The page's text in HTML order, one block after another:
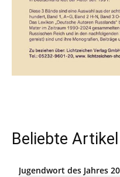
Beliebte
Jugendwort des Jahres